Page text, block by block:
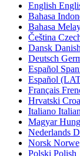
English
Bahasa
Bahasa
Čeština
Dansk Danish
Deutsch
Español
Español
Français
Hrvatski
Italiano Italian
Magyar
Nederlands
Norsk
Polski Polish